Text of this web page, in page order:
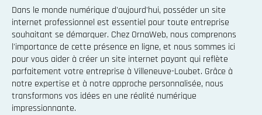
Dans le monde numérique d'aujourd'hui, posséder un site
internet professionnel est essentiel pour toute entreprise
souhaitant se démarquer. Chez OrnaWeb, nous comprenons
l'importance de cette présence en ligne, et nous sommes ici
pour vous aider à créer un site internet payant qui reflète
parfaitement votre entreprise à Villeneuve-Loubet. Grâce à
notre expertise et à notre approche personnalisée, nous
transformons vos idées en une réalité numérique
impressionnante.